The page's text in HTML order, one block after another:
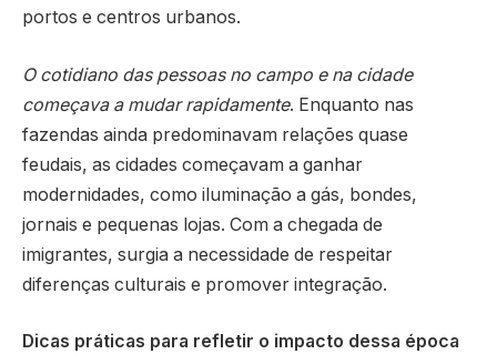
portos e centros urbanos.
O cotidiano das pessoas no campo e na cidade
começava a mudar rapidamente. Enquanto nas
fazendas ainda predominavam relações quase
feudais, as cidades começavam a ganhar
modernidades, como iluminação a gás, bondes,
jornais e pequenas lojas. Com a chegada de
imigrantes, surgia a necessidade de respeitar
diferenças culturais e promover integração.
Dicas práticas para refletir o impacto dessa época